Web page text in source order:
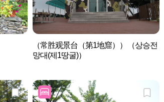
（常胜观景台（第1地窟））（상승전
망대(제1땅굴)）